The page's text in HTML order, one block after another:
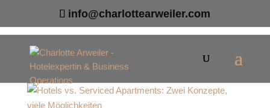
info@charlottearweiler.com